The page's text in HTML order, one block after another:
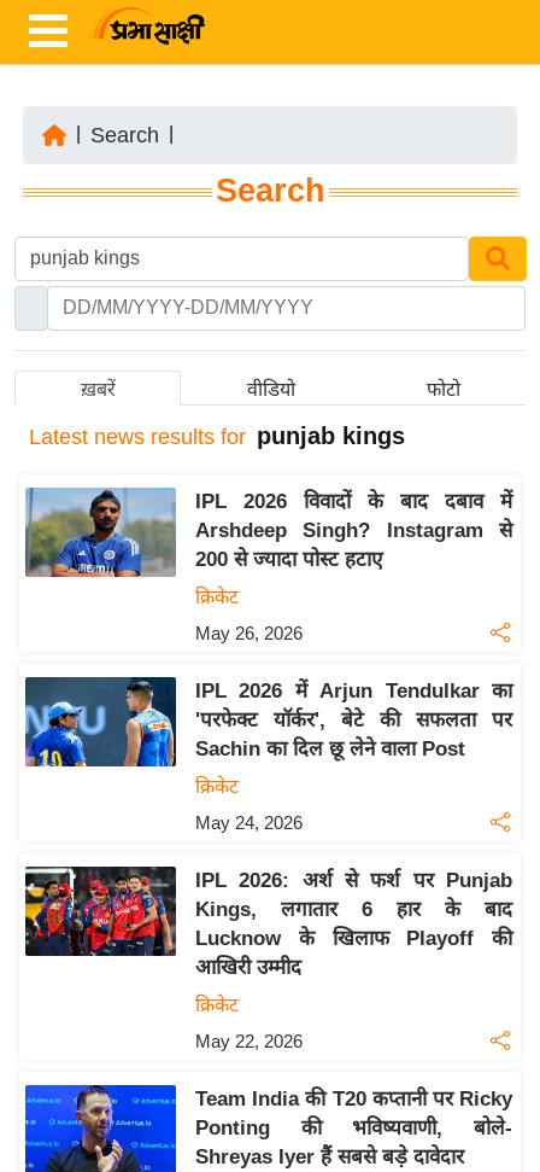
ज़ा
ख
र
ष्ट्री
अं
र्रा
ष्ट्री
य
स
उ
द्यो
ग
त
वि
शे
य
ब
ज
Search
Search
ख़बरें वीडियो फोटो
Latest news results for punjab kings
IPL 2026 विवादों के बाद दबाव में
Arshdeep Singh? Instagram से
200 से ज्यादा पोस्ट हटाए
क्रिकेट
May 26, 2026
IPL 2026 में Arjun Tendulkar का
'परफेक्ट यॉर्कर', बेटे की सफलता पर
Sachin का दिल छू लेने वाला Post
क्रिकेट
May 24, 2026
IPL 2026: अर्श से फर्श पर Punjab
Kings, लगातार 6 हार के बाद
Lucknow के खिलाफ Playoff की
आखिरी उम्मीद
क्रिकेट
May 22, 2026
Team India की T20 कप्तानी पर Ricky
Ponting की भविष्यवाणी, बोले-
Shreyas Iyer हैं सबसे बड़े दावेदार